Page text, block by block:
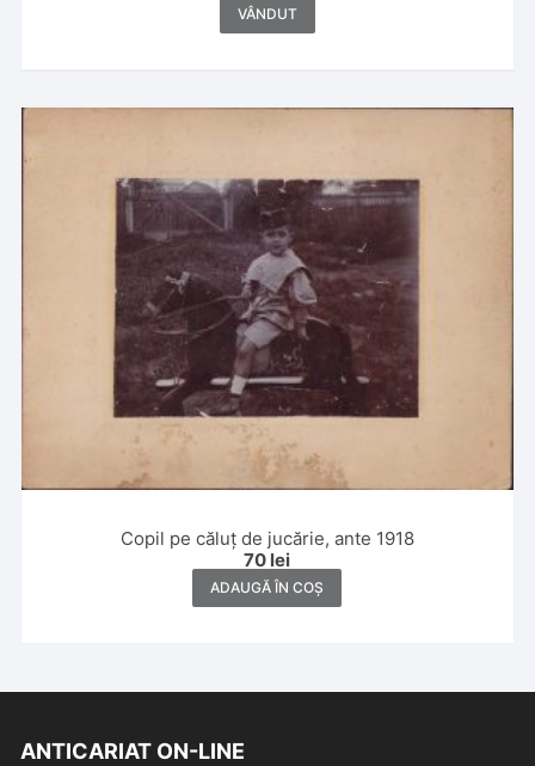
VÂNDUT
Copil pe căluț de jucărie, ante 1918
70 lei
ADAUGĂ ÎN COȘ
ANTICARIAT ON-LINE